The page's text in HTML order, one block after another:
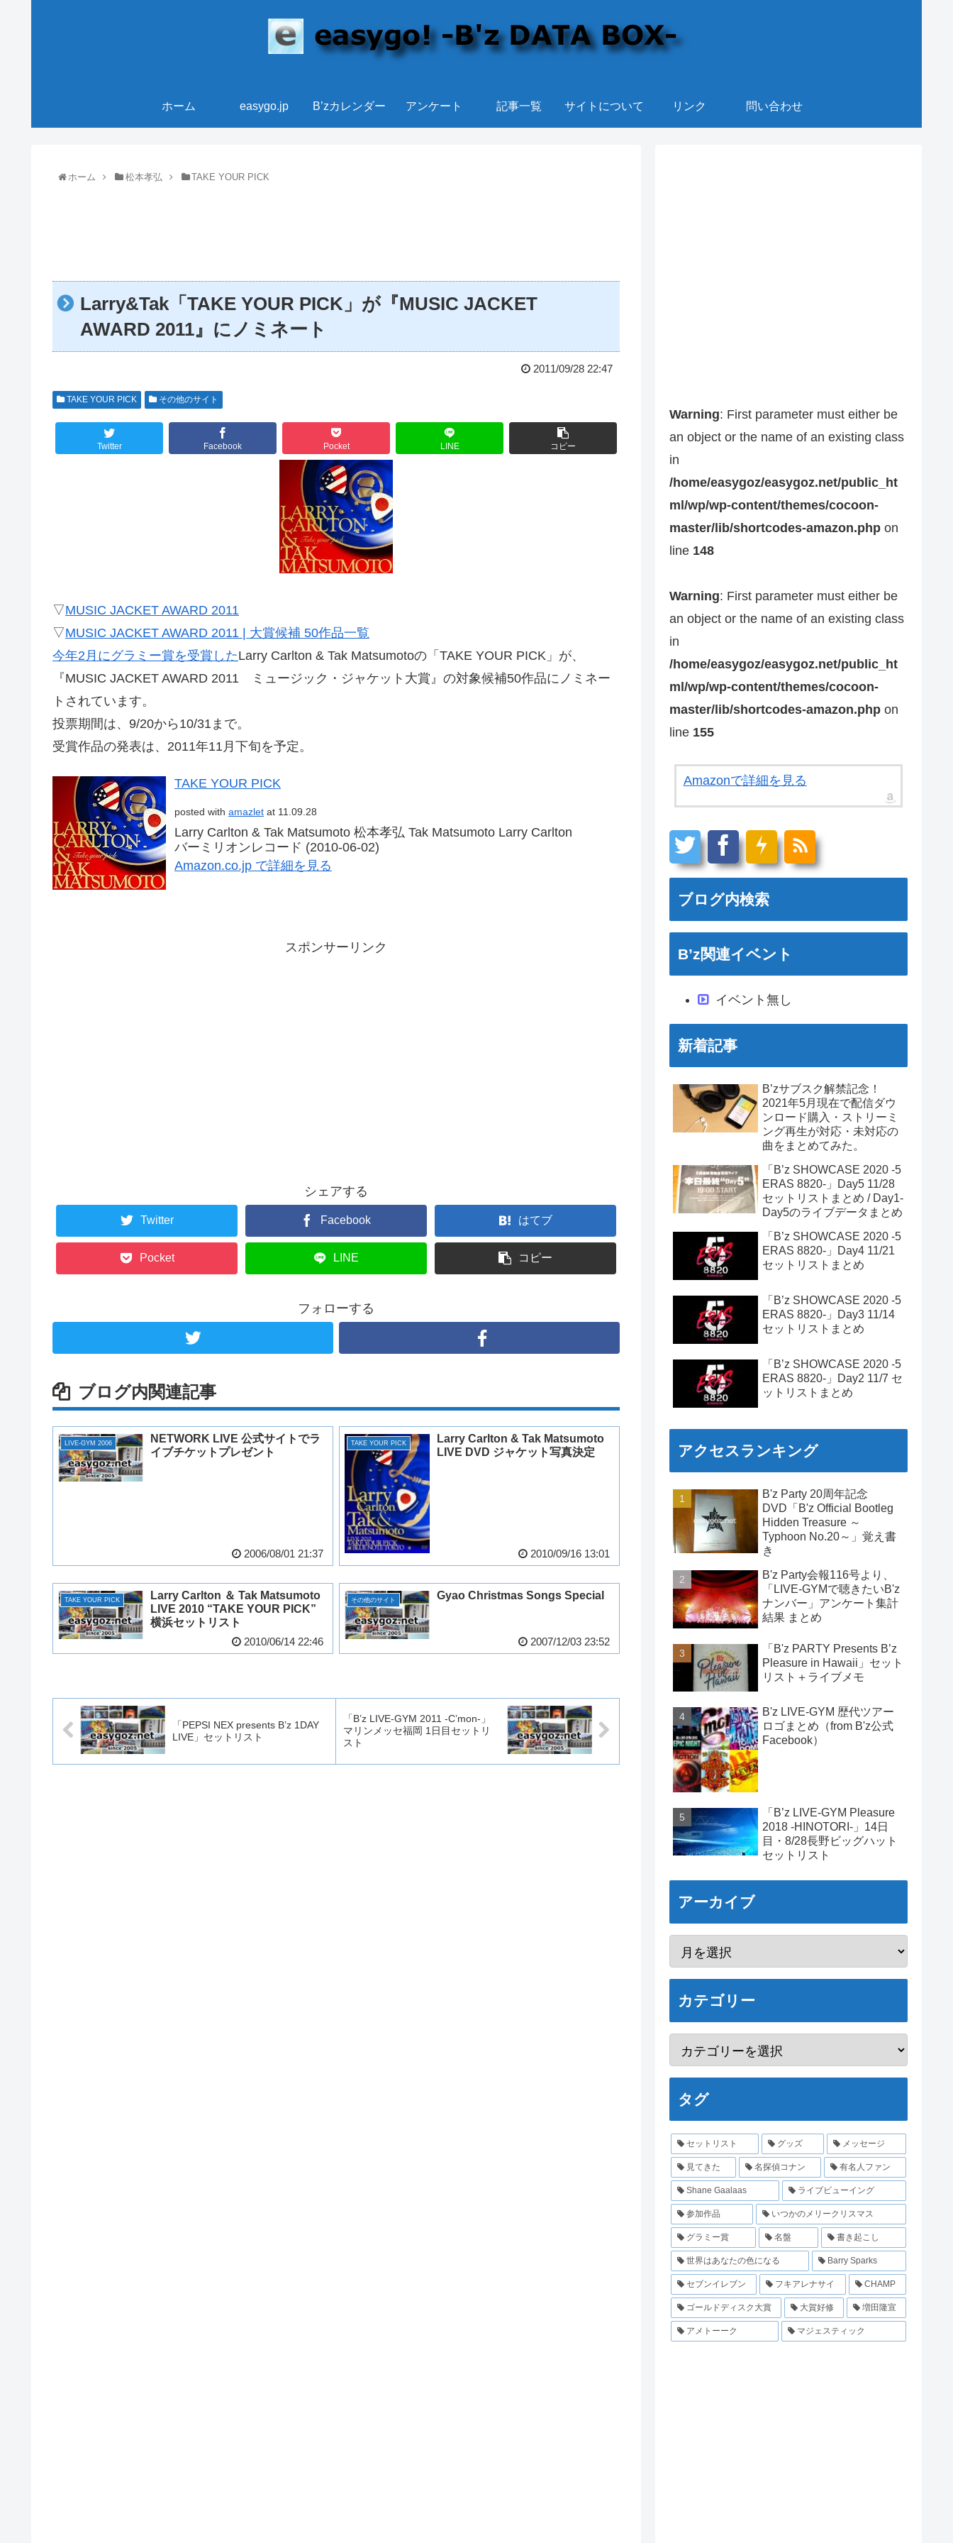
ホーム easygo.jp B’zカレンダー アンケート 記事一覧 サイトについて リンク 問い合わせ
ホーム 松本孝弘 TAKE YOUR PICK
Larry&Tak「TAKE YOUR PICK」が『MUSIC JACKET
AWARD 2011』にノミネート
2011/09/28 22:47
TAKE YOUR PICK その他のサイト
Twitter Facebook Pocket LINE コピー
▽MUSIC JACKET AWARD 2011
▽MUSIC JACKET AWARD 2011 | 大賞候補 50作品一覧
今年2月にグラミー賞を受賞したLarry Carlton & Tak Matsumotoの「TAKE YOUR PICK」が、
『MUSIC JACKET AWARD 2011 ミュージック・ジャケット大賞』の対象候補50作品にノミネー
トされています。
投票期間は、9/20から10/31まで。
受賞作品の発表は、2011年11月下旬を予定。
TAKE YOUR PICK
posted with amazlet at 11.09.28
Larry Carlton & Tak Matsumoto 松本孝弘 Tak Matsumoto Larry Carlton
バーミリオンレコード (2010-06-02)
Amazon.co.jp で詳細を見る
スポンサーリンク
シェアする
Twitter Facebook はてブ
Pocket LINE コピー
フォローする
ブログ内関連記事
LIVE-GYM 2006
NETWORK LIVE 公式サイトでラ
イブチケットプレゼント
2006/08/01 21:37
TAKE YOUR PICK
Larry Carlton & Tak Matsumoto
LIVE DVD ジャケット写真決定
2010/09/16 13:01
TAKE YOUR PICK
Larry Carlton ＆ Tak Matsumoto
LIVE 2010 “TAKE YOUR PICK”
横浜セットリスト
2010/06/14 22:46
その他のサイト Gyao Christmas Songs Special
2007/12/03 23:52
「PEPSI NEX presents B’z 1DAY
LIVE」セットリスト
「B’z LIVE-GYM 2011 -C’mon-」
マリンメッセ福岡 1日目セットリ
スト
Warning: First parameter must either be
an object or the name of an existing class
in
/home/easygoz/easygoz.net/public_ht
ml/wp/wp-content/themes/cocoon-
master/lib/shortcodes-amazon.php on
line 148
Warning: First parameter must either be
an object or the name of an existing class
in
/home/easygoz/easygoz.net/public_ht
ml/wp/wp-content/themes/cocoon-
master/lib/shortcodes-amazon.php on
line 155
Amazonで詳細を見る
ブログ内検索
B’z関連イベント
イベント無し
新着記事
B’zサブスク解禁記念！
2021年5月現在で配信ダウ
ンロード購入・ストリーミ
ング再生が対応・未対応の
曲をまとめてみた。
「B’z SHOWCASE 2020 -5
ERAS 8820-」Day5 11/28
セットリストまとめ / Day1-
Day5のライブデータまとめ
「B’z SHOWCASE 2020 -5
ERAS 8820-」Day4 11/21
セットリストまとめ
「B’z SHOWCASE 2020 -5
ERAS 8820-」Day3 11/14
セットリストまとめ
「B’z SHOWCASE 2020 -5
ERAS 8820-」Day2 11/7 セ
ットリストまとめ
アクセスランキング
B'z Party 20周年記念
DVD「B'z Official Bootleg
Hidden Treasure ～
Typhoon No.20～」覚え書
き
B'z Party会報116号より、
「LIVE-GYMで聴きたいB'z
ナンバー」アンケート集計
結果 まとめ
「B'z PARTY Presents B’z
Pleasure in Hawaii」セット
リスト＋ライブメモ
B'z LIVE-GYM 歴代ツアー
ロゴまとめ（from B'z公式
Facebook）
「B’z LIVE-GYM Pleasure
2018 -HINOTORI-」14日
目・8/28長野ビッグハット
セットリスト
アーカイブ
カテゴリー
タグ
セットリスト グッズ メッセージ
見てきた 名探偵コナン 有名人ファン
Shane Gaalaas ライブビューイング
参加作品 いつかのメリークリスマス
グラミー賞 名盤 書き起こし
世界はあなたの色になる Barry Sparks
セブンイレブン フキアレナサイ CHAMP
ゴールドディスク大賞 大賀好修 増田隆宣
アメトーーク マジェスティック